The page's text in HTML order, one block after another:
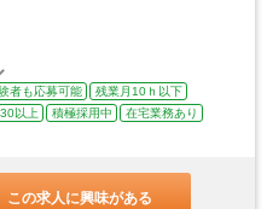
者も応募可能
残業月10ｈ以下
以上 積極採用中
在宅業務あり
この求人に興味がある